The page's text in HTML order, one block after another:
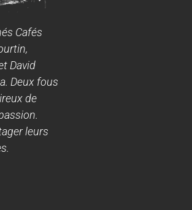
Cafés
David
Deux fous
de
leurs